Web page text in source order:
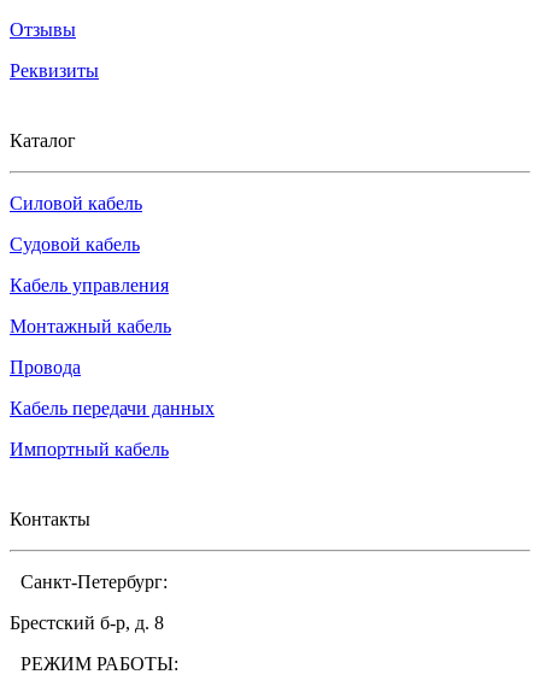
Отзывы
Реквизиты
Каталог
Силовой кабель
Судовой кабель
Кабель управления
Монтажный кабель
Провода
Кабель передачи данных
Импортный кабель
Контакты
Санкт-Петербург:
Брестский б-р, д. 8
РЕЖИМ РАБОТЫ: